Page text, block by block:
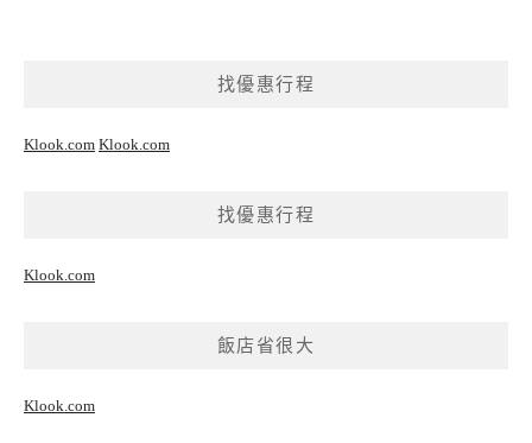
找優惠行程
Klook.com Klook.com
找優惠行程
Klook.com
飯店省很大
Klook.com